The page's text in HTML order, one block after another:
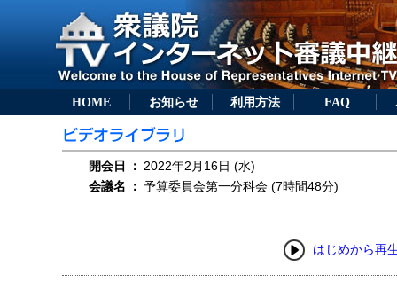
HOME お知らせ 利用方法 FAQ
開会日 ： 2022年2月16日 (水)
会議名
： 予算委員会第一分科会 (7時間48分)
はじめから再